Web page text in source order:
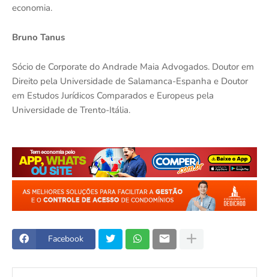
economia.
Bruno Tanus
Sócio de Corporate do Andrade Maia Advogados. Doutor em
Direito pela Universidade de Salamanca-Espanha e Doutor
em Estudos Jurídicos Comparados e Europeus pela
Universidade de Trento-Itália.
Facebook